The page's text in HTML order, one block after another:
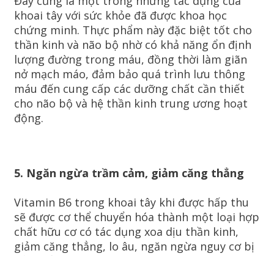
khoai tây với sức khỏe đã được khoa học
chứng minh. Thực phẩm này đặc biệt tốt cho
thần kinh và não bộ nhờ có khả năng ổn định
lượng đường trong máu, đồng thời làm giãn
nở mạch máo, đảm bảo quá trình lưu thông
máu đến cung cấp các dưỡng chất cần thiết
cho não bộ và hệ thần kinh trung ương hoạt
động.
5. Ngăn ngừa trầm cảm, giảm căng thẳng
Vitamin B6 trong khoai tây khi được hấp thu
sẽ được cơ thể chuyển hóa thành một loại hợp
chất hữu cơ có tác dụng xoa dịu thần kinh,
giảm căng thẳng, lo âu, ngăn ngừa nguy cơ bị